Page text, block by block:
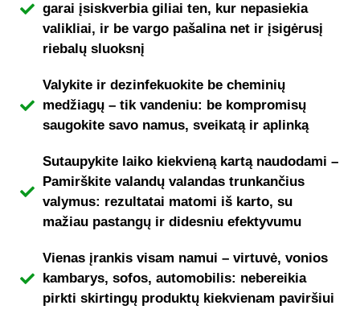
garai įsiskverbia giliai ten, kur nepasiekia
valikliai, ir be vargo pašalina net ir įsigėrusį
riebalų sluoksnį
Valykite ir dezinfekuokite be cheminių
medžiagų – tik vandeniu: be kompromisų
saugokite savo namus, sveikatą ir aplinką
Sutaupykite laiko kiekvieną kartą naudodami –
Pamirškite valandų valandas trunkančius
valymus: rezultatai matomi iš karto, su
mažiau pastangų ir didesniu efektyvumu
Vienas įrankis visam namui – virtuvė, vonios
kambarys, sofos, automobilis: nebereikia
pirkti skirtingų produktų kiekvienam paviršiui